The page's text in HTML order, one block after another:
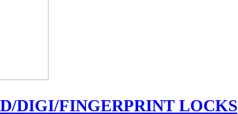
DIGI/FINGERPRINT LOCKS